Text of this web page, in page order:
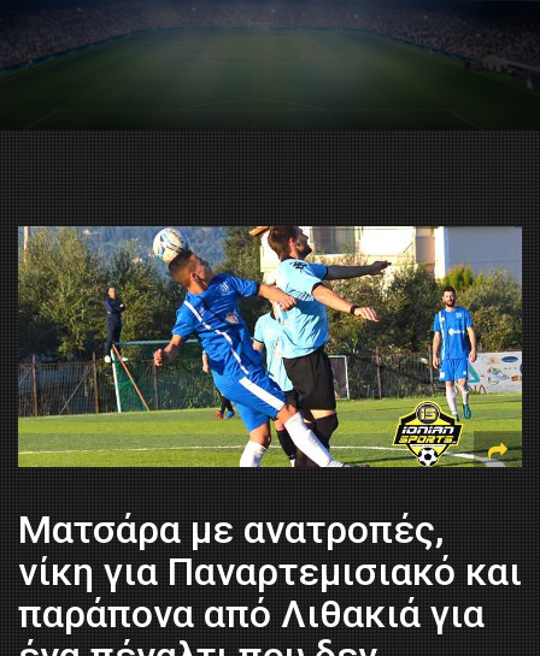
Ματσάρα με ανατροπές,
νίκη για Παναρτεμισιακό και
παράπονα από Λιθακιά για